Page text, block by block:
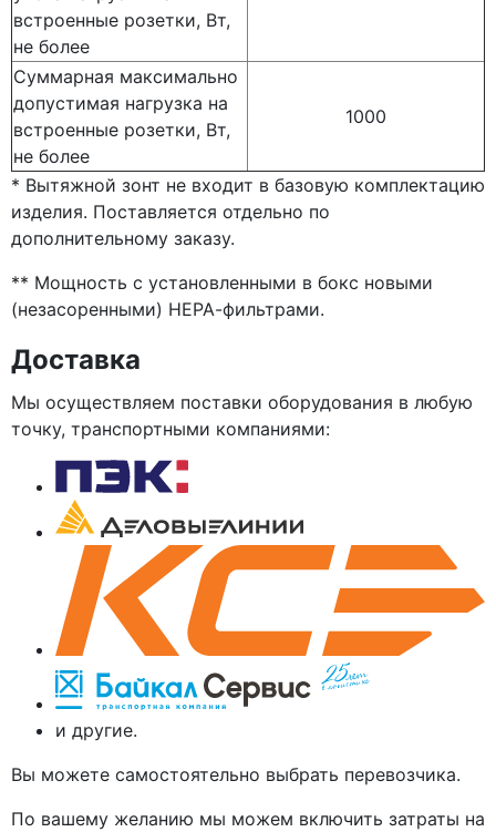
встроенные розетки, Вт,
не более
Суммарная максимально
допустимая нагрузка на
встроенные розетки, Вт,
не более
1000
* Вытяжной зонт не входит в базовую комплектацию
изделия. Поставляется отдельно по
дополнительному заказу.
** Мощность с установленными в бокс новыми
(незасоренными) НЕРА-фильтрами.
Доставка
Мы осуществляем поставки оборудования в любую
точку, транспортными компаниями:
и другие.
Вы можете самостоятельно выбрать перевозчика.
По вашему желанию мы можем включить затраты на